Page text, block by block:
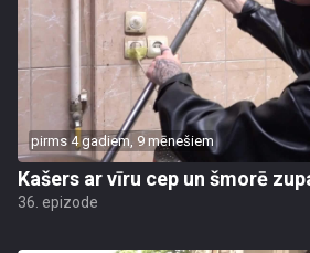
pirms 4 gadiem, 9 mēnešiem
Kašers ar vīru cep un šmorē
36. epizode